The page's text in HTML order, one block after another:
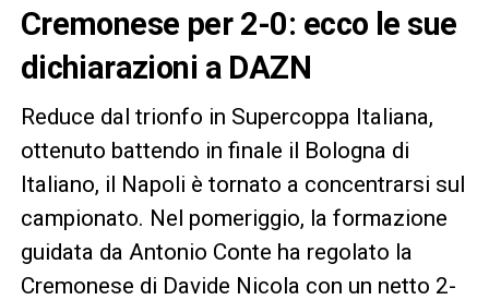
Cremonese per 2-0: ecco le sue
dichiarazioni a DAZN
Reduce dal trionfo in Supercoppa Italiana,
ottenuto battendo in finale il Bologna di
Italiano, il Napoli è tornato a concentrarsi sul
campionato. Nel pomeriggio, la formazione
guidata da Antonio Conte ha regolato la
Cremonese di Davide Nicola con un netto 2-